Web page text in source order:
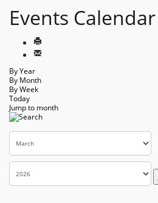
Events Calendar
By Year
By Month
By Week
Today
Jump to month